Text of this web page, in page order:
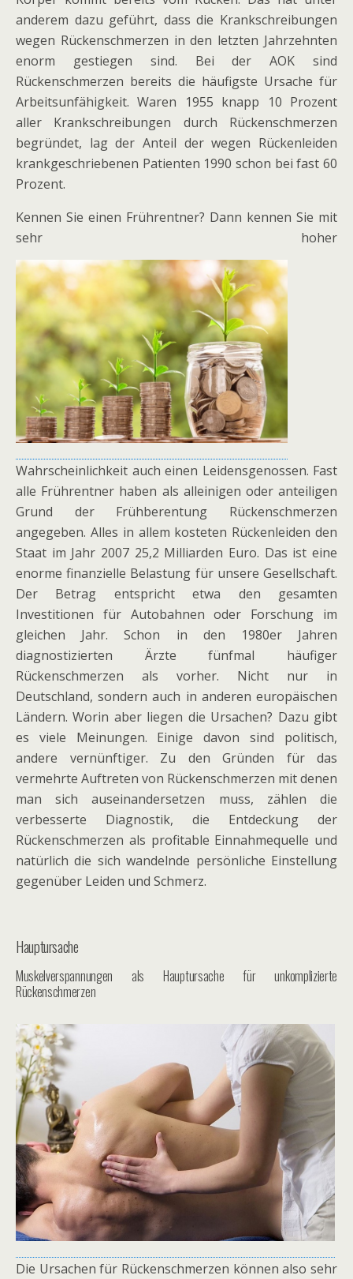
anderem dazu geführt, dass die Krankschreibungen
wegen Rückenschmerzen in den letzten Jahrzehnten
enorm gestiegen sind. Bei der AOK sind
Rückenschmerzen bereits die häufigste Ursache für
Arbeitsunfähigkeit. Waren 1955 knapp 10 Prozent
aller Krankschreibungen durch Rückenschmerzen
begründet, lag der Anteil der wegen Rückenleiden
krankgeschriebenen Patienten 1990 schon bei fast 60
Prozent.
Kennen Sie einen Frührentner? Dann kennen Sie mit
sehr hoher
Wahrscheinlichkeit auch einen Leidensgenossen. Fast
alle Frührentner haben als alleinigen oder anteiligen
Grund der Frühberentung Rückenschmerzen
angegeben. Alles in allem kosteten Rückenleiden den
Staat im Jahr 2007 25,2 Milliarden Euro. Das ist eine
enorme finanzielle Belastung für unsere Gesellschaft.
Der Betrag entspricht etwa den gesamten
Investitionen für Autobahnen oder Forschung im
gleichen Jahr. Schon in den 1980er Jahren
diagnostizierten Ärzte fünfmal häufiger
Rückenschmerzen als vorher. Nicht nur in
Deutschland, sondern auch in anderen europäischen
Ländern. Worin aber liegen die Ursachen? Dazu gibt
es viele Meinungen. Einige davon sind politisch,
andere vernünftiger. Zu den Gründen für das
vermehrte Auftreten von Rückenschmerzen mit denen
man sich auseinandersetzen muss, zählen die
verbesserte Diagnostik, die Entdeckung der
Rückenschmerzen als profitable Einnahmequelle und
natürlich die sich wandelnde persönliche Einstellung
gegenüber Leiden und Schmerz.
Hauptursache
Muskelverspannungen als Hauptursache für unkomplizierte
Rückenschmerzen
Die Ursachen für Rückenschmerzen können also sehr